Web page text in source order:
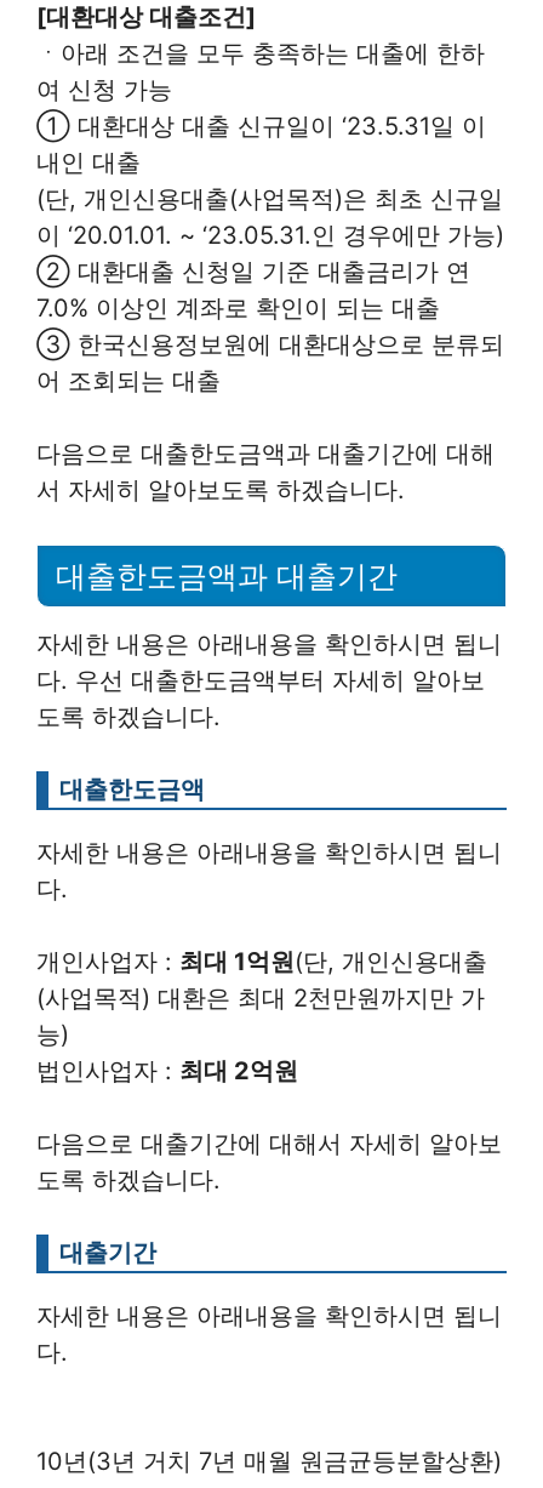
[대환대상 대출조건]
ㆍ아래 조건을 모두 충족하는 대출에 한하
여 신청 가능
① 대환대상 대출 신규일이 ‘23.5.31일 이
내인 대출
(단, 개인신용대출(사업목적)은 최초 신규일
이 ‘20.01.01. ~ ‘23.05.31.인 경우에만 가능)
② 대환대출 신청일 기준 대출금리가 연
7.0% 이상인 계좌로 확인이 되는 대출
③ 한국신용정보원에 대환대상으로 분류되
어 조회되는 대출
다음으로 대출한도금액과 대출기간에 대해
서 자세히 알아보도록 하겠습니다.
대출한도금액과 대출기간
자세한 내용은 아래내용을 확인하시면 됩니
다. 우선 대출한도금액부터 자세히 알아보
도록 하겠습니다.
대출한도금액
자세한 내용은 아래내용을 확인하시면 됩니
다.
개인사업자 : 최대 1억원(단, 개인신용대출
(사업목적) 대환은 최대 2천만원까지만 가
능)
법인사업자 : 최대 2억원
다음으로 대출기간에 대해서 자세히 알아보
도록 하겠습니다.
대출기간
자세한 내용은 아래내용을 확인하시면 됩니
다.
10년(3년 거치 7년 매월 원금균등분할상환)